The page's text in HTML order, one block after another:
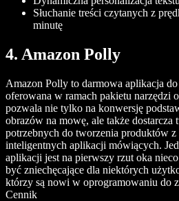
Słuchanie treści czytanych z
minutę
4. Amazon Polly
Amazon Polly to darmowa aplikacja
oferowana w ramach pakietu narzędzi
pozwala nie tylko na konwersję
obrazów na mowę, ale także dostarcza
potrzebnych do tworzenia produktów
inteligentnych aplikacji mówiących.
aplikacji jest na pierwszy rzut oka
być zniechęcające dla niektórych
którzy są nowi w oprogramowaniu do
Cennik